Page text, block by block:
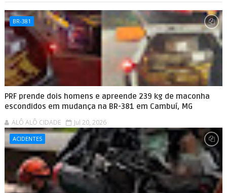
BR-381
PRF prende dois homens e apreende 239 kg de maconha
escondidos em mudança na BR-381 em Cambuí, MG
ALÔ ALÔ CIDADE Jul 20, 2026
ACIDENTES